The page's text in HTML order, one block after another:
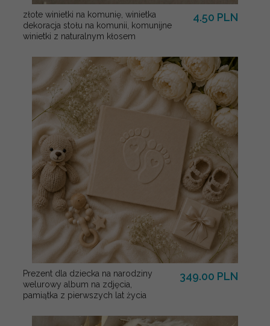
złote winietki na komunię, winietka
dekoracja stołu na komunii, komunijne
winietki z naturalnym kłosem
4.50 PLN
Prezent dla dziecka na narodziny
welurowy album na zdjęcia,
pamiątka z pierwszych lat życia
349.00 PLN